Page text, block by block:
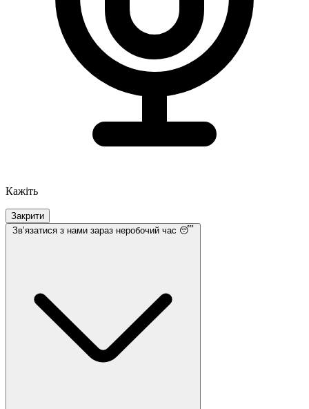
Кажіть
Закрити
Звʼязатися з нами зараз неробочий час 😴